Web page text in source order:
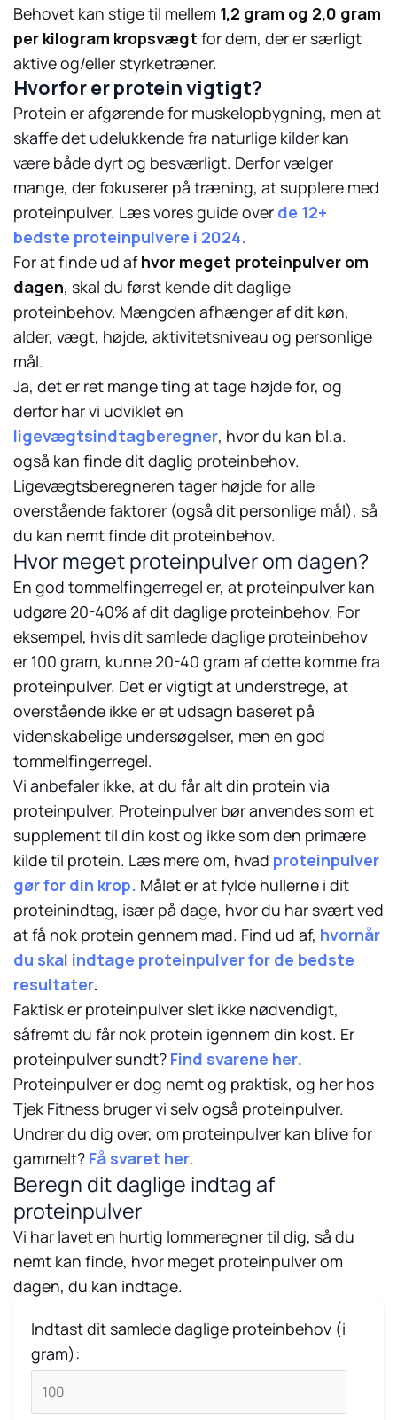
Behovet kan stige til mellem 1,2 gram og 2,0 gram
per kilogram kropsvægt for dem, der er særligt
aktive og/eller styrketræner.
Hvorfor er protein vigtigt?
Protein er afgørende for muskelopbygning, men at
skaffe det udelukkende fra naturlige kilder kan
være både dyrt og besværligt. Derfor vælger
mange, der fokuserer på træning, at supplere med
proteinpulver. Læs vores guide over de 12+
bedste proteinpulvere i 2024.
For at finde ud afhvor meget proteinpulver om
dagen, skal du først kende dit daglige
proteinbehov. Mængden afhænger af dit køn,
alder, vægt, højde, aktivitetsniveau og personlige
mål.
Ja, det er ret mange ting at tage højde for, og
derfor har vi udviklet en
ligevægtsindtagberegner, hvor du kan bl.a.
også kan finde dit daglig proteinbehov.
Ligevægtsberegneren tager højde for alle
overstående faktorer (også dit personlige mål), så
du kan nemt finde dit proteinbehov.
Hvor meget proteinpulver om dagen?
En god tommelfingerregel er, at proteinpulver kan
udgøre 20-40% af dit daglige proteinbehov. For
eksempel, hvis dit samlede daglige proteinbehov
er 100 gram, kunne 20-40 gram af dette komme fra
proteinpulver. Det er vigtigt at understrege, at
overstående ikke er et udsagn baseret på
videnskabelige undersøgelser, men en god
tommelfingerregel.
Vi anbefaler ikke, at du får alt din protein via
proteinpulver. Proteinpulver bør anvendes som et
supplement til din kost og ikke som den primære
kilde til protein. Læs mere om, hvad proteinpulver
gør for din krop. Målet er at fylde hullerne i dit
proteinindtag, især på dage, hvor du har svært ved
at få nok protein gennem mad. Find ud af, hvornår
du skal indtage proteinpulver for de bedste
resultater.
Faktisk er proteinpulver slet ikke nødvendigt,
såfremt du får nok protein igennem din kost. Er
proteinpulver sundt? Find svarene her.
Proteinpulver er dog nemt og praktisk, og her hos
Tjek Fitness bruger vi selv også proteinpulver.
Undrer du dig over, om proteinpulver kan blive for
gammelt? Få svaret her.
Beregn dit daglige indtag af
proteinpulver
Vi har lavet en hurtig lommeregner til dig, så du
nemt kan finde, hvor meget proteinpulver om
dagen, du kan indtage.
Indtast dit samlede daglige proteinbehov (i
gram):